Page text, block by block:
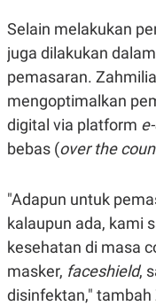
JARINGAN
K
O
N
T
N
A
C
E
M
Y
P
R
E
S
R
E
L
S
E
.
I
D
L
A
K
I
Selain melakukan
juga dilakukan
pemasaran.
mengoptimalkan
digital via platform
bebas (over the
"Adapun untuk
kalaupun ada, kami
kesehatan di masa
masker, faceshield,
disinfektan," tambah